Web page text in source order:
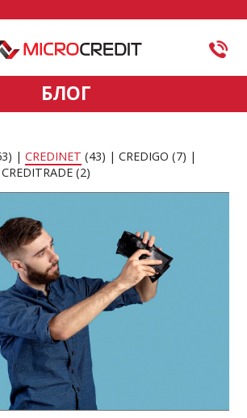
БЛОГ
CREDINET (43) CREDIGO (7)
CREDITRADE (2)